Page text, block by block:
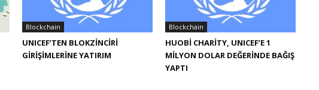
Blockchain
UNICEF’TEN BLOKZINCIRI
GIRIŞIMLERINE YATIRIM
Blockchain
HUOBI CHARITY, UNICEF’E 1
MILYON DOLAR DEĞERINDE BAĞIŞ
YAPTI